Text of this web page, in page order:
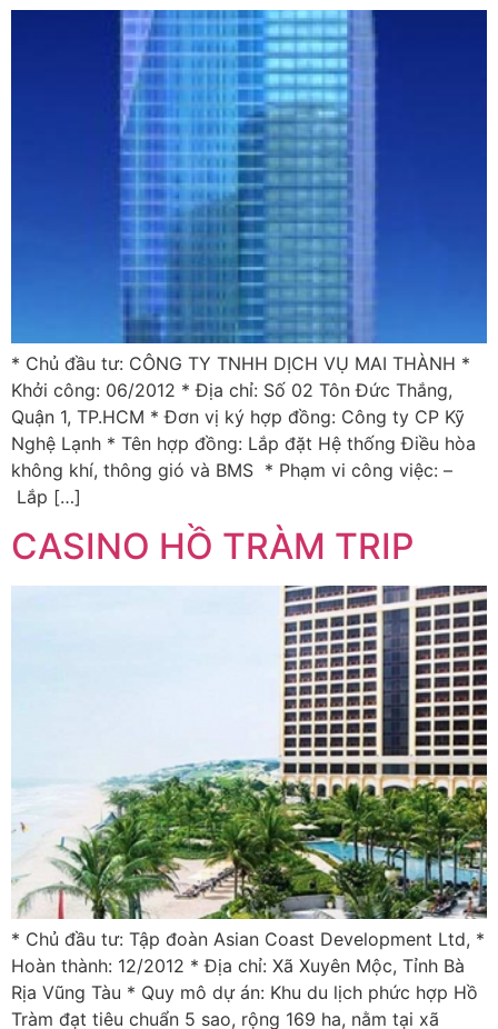
* Chủ đầu tư: CÔNG TY TNHH DỊCH VỤ MAI THÀNH *
Khởi công: 06/2012 * Địa chỉ: Số 02 Tôn Đức Thắng,
Quận 1, TP.HCM * Đơn vị ký hợp đồng: Công ty CP Kỹ
Nghệ Lạnh * Tên hợp đồng: Lắp đặt Hệ thống Điều hòa
không khí, thông gió và BMS * Phạm vi công việc: –
Lắp […]
CASINO HỒ TRÀM TRIP
* Chủ đầu tư: Tập đoàn Asian Coast Development Ltd, *
Hoàn thành: 12/2012 * Địa chỉ: Xã Xuyên Mộc, Tỉnh Bà
Rịa Vũng Tàu * Quy mô dự án: Khu du lịch phức hợp Hồ
Tràm đạt tiêu chuẩn 5 sao, rộng 169 ha, nằm tại xã